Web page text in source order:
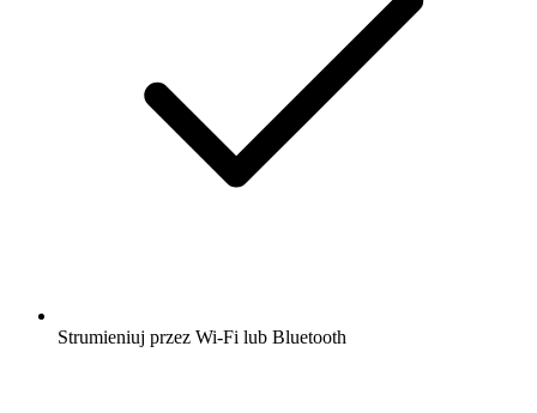
Strumieniuj przez Wi-Fi lub Bluetooth